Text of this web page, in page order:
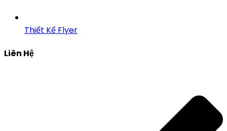
Thiết Kế Flyer
Liên Hệ